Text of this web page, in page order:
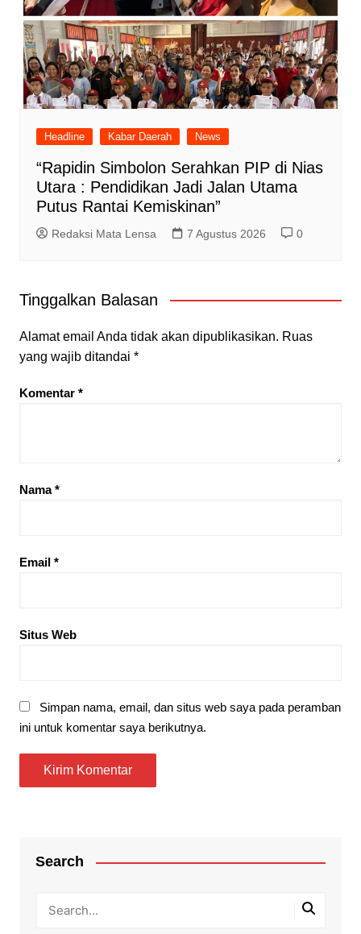
Headline Kabar Daerah News
“Rapidin Simbolon Serahkan PIP di Nias
Utara : Pendidikan Jadi Jalan Utama
Putus Rantai Kemiskinan”
Redaksi Mata Lensa 7 Agustus 2026 0
Tinggalkan Balasan
Alamat email Anda tidak akan dipublikasikan. Ruas
yang wajib ditandai *
Komentar *
Nama*
Email *
Situs Web
Simpan nama, email, dan situs web saya pada peramban
ini untuk komentar saya berikutnya.
Search